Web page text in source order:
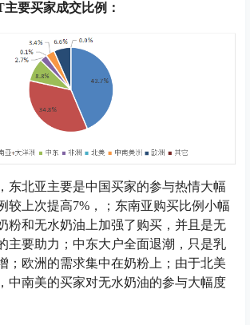
要买家成交比例：
北亚主要是中国买家的参与热情大幅
较上次提高7%，；东南亚购买比例小幅
粉和无水奶油上加强了购买，并且是无
主要助力；中东大户全面退潮，只是乳
；欧洲的需求集中在奶粉上；由于北美
中南美的买家对无水奶油的参与大幅度